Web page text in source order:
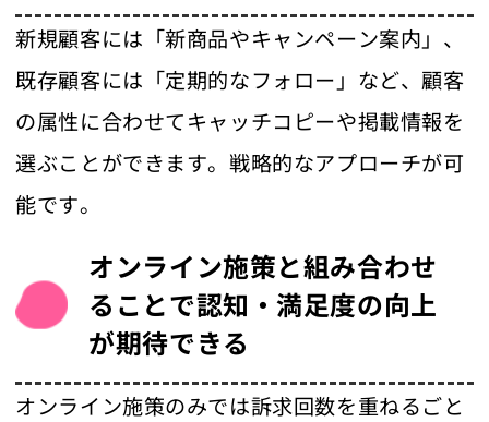
新規顧客には「新商品やキャンペーン案内」、
既存顧客には「定期的なフォロー」など、顧客
の属性に合わせてキャッチコピーや掲載情報を
選ぶことができます。戦略的なアプローチが可
能です。
オンライン施策と組み合わせ
ることで認知・満足度の向上
が期待できる
オンライン施策のみでは訴求回数を重ねるごと